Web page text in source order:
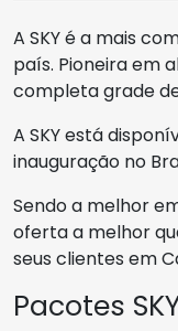
A SKY é a mais
país. Pioneira em
completa grade
A SKY está
inauguração no
Sendo a melhor
oferta a melhor
seus clientes em
Pacotes